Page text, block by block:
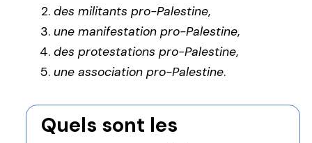
des militants pro-Palestine,
une manifestation pro-Palestine,
des protestations pro-Palestine,
une association pro-Palestine.
Quels sont les